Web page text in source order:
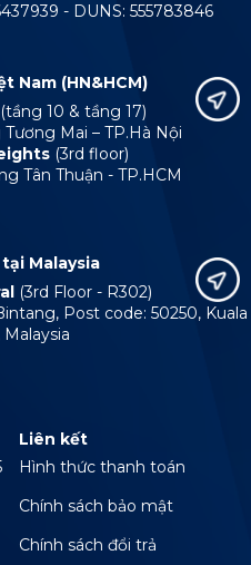
- DUNS: 555783846
Nam (HN&HCM)
(tầng 10 & tầng 17)
Mai – TP.Hà Nội
(3rd floor)
Tân Thuận - TP.HCM
Malaysia
(3rd Floor - R302)
Post code: 50250, Kuala
Liên kết
Hình thức thanh toán
Chính sách bảo mật
Chính sách đổi trả